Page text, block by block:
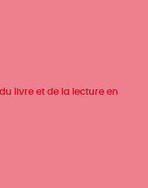
livre et de la lecture en